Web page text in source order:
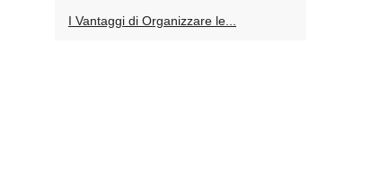
I Vantaggi di Organizzare le...